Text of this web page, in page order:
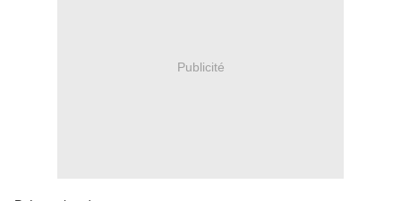
Publicité